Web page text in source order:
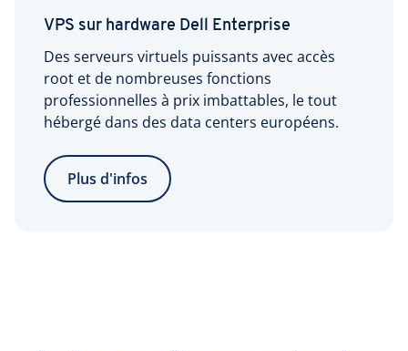
VPS sur hardware Dell Enterprise
Des serveurs virtuels puissants avec accès
root et de nombreuses fonctions
professionnelles à prix imbattables, le tout
hébergé dans des data centers européens.
Plus d'infos